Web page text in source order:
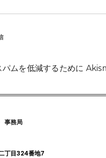
パムを低減するために
事務局
丁目324番地7